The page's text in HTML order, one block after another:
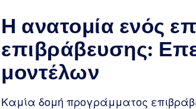
Η ανατομία ενός
επιβράβευσης:
μοντέλων
Καμία δομή προγράμματος